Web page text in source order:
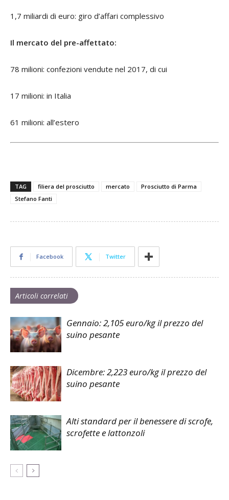
1,7 miliardi di euro: giro d’affari complessivo
Il mercato del pre-affettato:
78 milioni: confezioni vendute nel 2017, di cui
17 milioni: in Italia
61 milioni: all’estero
TAG filiera del prosciutto mercato
Prosciutto di Parma
Stefano Fanti
Facebook Twitter
Articoli correlati
Gennaio: 2,105 euro/kg il prezzo del
suino pesante
Dicembre: 2,223 euro/kg il prezzo del
suino pesante
Alti standard per il benessere di scrofe,
scrofette e lattonzoli